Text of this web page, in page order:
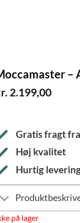
–
2.199,00
Gratis fragt fra
Høj kvalitet
Hurtig
på lager